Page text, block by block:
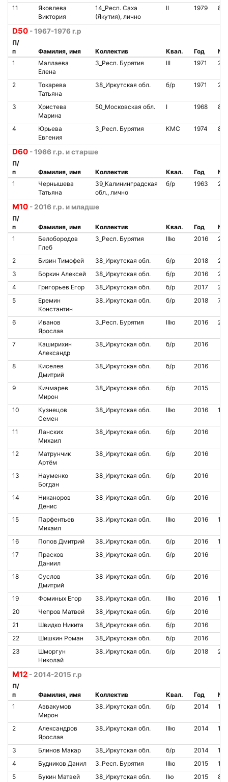
11
Яковлева
Виктория
14_Респ. Саха
(Якутия), лично
II 1979
D50 - 1967-1976 г.р
П/
п
Фамилия, имя Коллектив Квал. Год
№
1
Маллаева
Елена
3_Респ. Бурятия III 1971
2
Токарева
Татьяна
38_Иркутская обл. б/р 1971
3
Христева
Марина
50_Московская обл. I 1968
4
Юрьева
Евгения
3_Респ. Бурятия КМС 1974
D60 - 1966 г.р. и старше
П/
п
Фамилия, имя Коллектив Квал. Год
№
1
Чернышева
Татьяна
39_Калининградская
обл., лично
б/р 1963
M10 - 2016 г.р. и младше
П/
п
Фамилия, имя Коллектив Квал. Год
№
1
Белобородов
Глеб
3_Респ. Бурятия IIIю 2016
2 Бизин Тимофей 38_Иркутская обл. б/р 2018
3
Боркин Алексей 38_Иркутская обл. б/р 2016
4
Григорьев Егор 38_Иркутская обл. б/р 2017
5
Еремин
Константин
38_Иркутская обл. б/р 2018
6
Иванов
Ярослав
3_Респ. Бурятия IIIю 2016
7
Каширихин
Александр
38_Иркутская обл. б/р 2016
8
Киселев
Дмитрий
38_Иркутская обл. б/р 2016
9
Кичмарев
Мирон
38_Иркутская обл. б/р 2015
10
Кузнецов
Семен
38_Иркутская обл. IIIю 2016
11
Ланских
Михаил
38_Иркутская обл. б/р 2016
12
Матрунчик
Артём
38_Иркутская обл. б/р 2016
13
Науменко
Богдан
38_Иркутская обл. б/р 2016
14
Никаноров
Денис
38_Иркутская обл. б/р 2016
15
Парфентьев
Михаил
38_Иркутская обл. IIIю 2016
16 Попов Дмитрий 38_Иркутская обл. б/р 2016
17
Прасков
Даниил
38_Иркутская обл. б/р 2016
18
Суслов
Дмитрий
38_Иркутская обл. б/р 2016
19 Фоминых Егор 38_Иркутская обл. IIIю 2016
20
Чепров Матвей 38_Иркутская обл. б/р
2016
21
Швидко Никита 38_Иркутская обл. б/р
2016
22
Шишкин Роман 38_Иркутская обл. б/р
2016
23
Шморгун
Николай
38_Иркутская обл. б/р 2018
M12 - 2014-2015 г.р
П/
п
Фамилия, имя Коллектив Квал. Год
№
1
Аввакумов
Мирон
38_Иркутская обл. б/р 2014
2
Александров
Ярослав
38_Иркутская обл. IIIю 2014
3 Блинов Макар 38_Иркутская обл. б/р 2014
4
Будников Данил 3_Респ. Бурятия IIIю 2015
5
Букин Матвей 38_Иркутская обл. IIю 2015